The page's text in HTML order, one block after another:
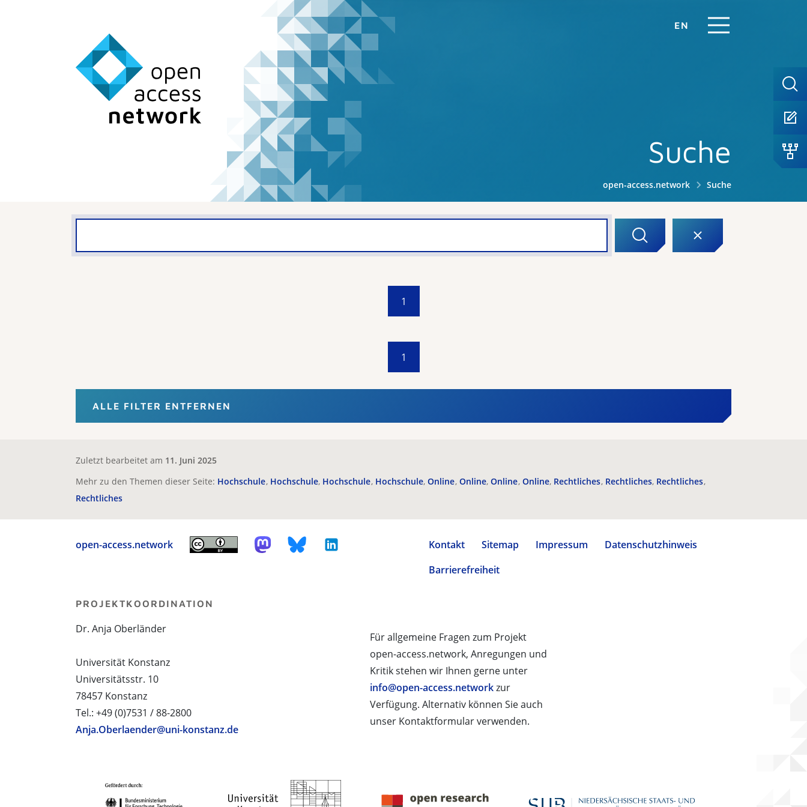
EN
Suche
open-access.network Suche
1
1
ALLE FILTER ENTFERNEN
Zuletzt bearbeitet am 11. Juni 2025
Mehr zu den Themen dieser Seite: Hochschule Hochschule Hochschule Hochschule Online Online Online Online Rechtliches Rechtliches Rechtliches
Rechtliches
open-access.network Kontakt Sitemap Impressum
Datenschutzhinweis
Barrierefreiheit
Für allgemeine Fragen zum Projekt
open-access.network, Anregungen und
Kritik stehen wir Ihnen gerne unter
info@open-access.networkzur
Verfügung. Alternativ können Sie auch
unser Kontaktformular verwenden.
PROJEKTKOORDINATION
Dr. Anja Oberländer
Universität Konstanz
Universitätsstr. 10
78457 Konstanz
Tel.: +49 (0)7531 / 88-2800
Anja.Oberlaender@uni-konstanz.de